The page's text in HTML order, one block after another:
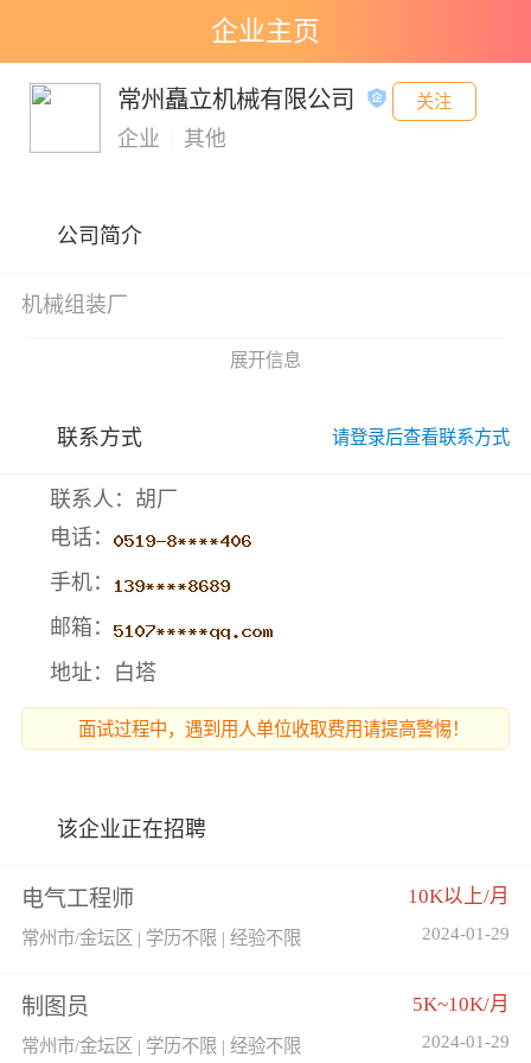
企业主页
常州矗立机械有限公司 关注
企业 其他
公司简介
机械组装厂
展开信息
联系方式 请登录后查看联系方式
联系人：胡厂
电话：
手机：
邮箱：
地址：白塔
面试过程中，遇到用人单位收取费用请提高警惕！
该企业正在招聘
电气工程师 10K以上/月
常州市/金坛区 | 学历不限 | 经验不限 2024-01-29
制图员 5K~10K/月
常州市/金坛区 | 学历不限 | 经验不限 2024-01-29